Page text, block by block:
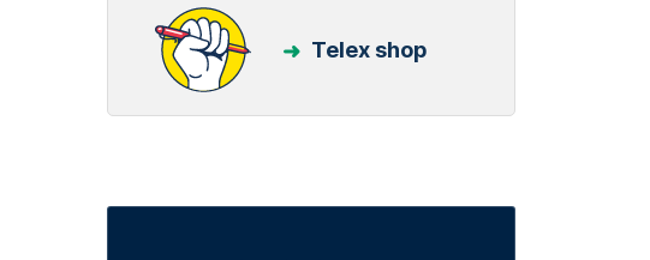
Telex shop